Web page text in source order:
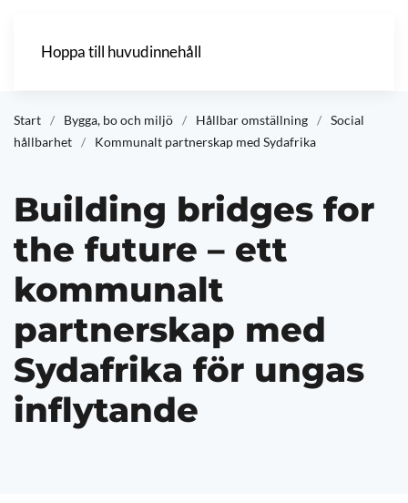
Hoppa till huvudinnehåll
Start Bygga, bo och miljö Hållbar omställning
Social
hållbarhet
Kommunalt partnerskap med Sydafrika
Building bridges for
the future – ett
kommunalt
partnerskap med
Sydafrika för ungas
inflytande